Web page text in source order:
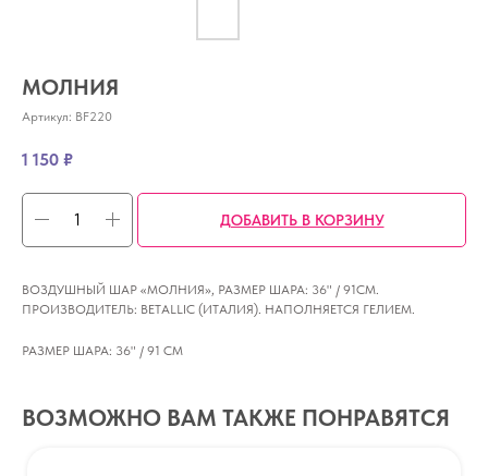
МОЛНИЯ
Артикул: BF220
1 150 ₽
ДОБАВИТЬ В КОРЗИНУ
ВОЗДУШНЫЙ ШАР «МОЛНИЯ», РАЗМЕР ШАРА: 36" / 91CM.
ПРОИЗВОДИТЕЛЬ: BETALLIC (ИТАЛИЯ). НАПОЛНЯЕТСЯ ГЕЛИЕМ.
РАЗМЕР ШАРА: 36" / 91 СМ
ВОЗМОЖНО ВАМ ТАКЖЕ ПОНРАВЯТСЯ